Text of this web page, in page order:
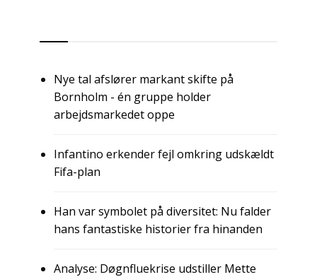
Nye tal afslører markant skifte på
Bornholm - én gruppe holder
arbejdsmarkedet oppe
Infantino erkender fejl omkring udskældt
Fifa-plan
Han var symbolet på diversitet: Nu falder
hans fantastiske historier fra hinanden
Analyse: Døgnfluekrise udstiller Mette